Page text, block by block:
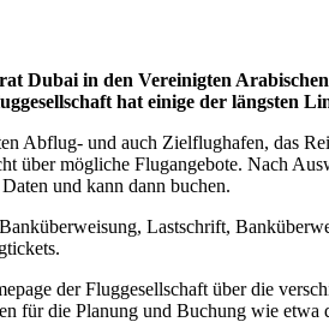
Dubai in den Vereinigten
hat einige der längsten
Abflug- und auch Zielflughafen, das
über mögliche Flugangebote. Nach
und kann dann buchen.
Lastschrift,
der Fluggesellschaft über die
für die Planung und Buchung wie etwa